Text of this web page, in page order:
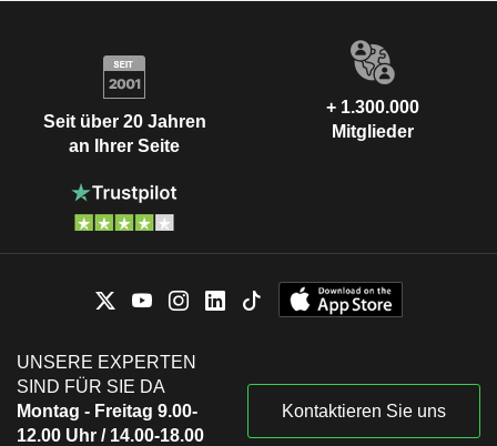
Seit über 20 Jahren
an Ihrer Seite
+ 1.300.000
Mitglieder
UNSERE EXPERTEN
SIND FÜR SIE DA
Montag - Freitag 9.00-
12.00 Uhr / 14.00-18.00
Kontaktieren Sie uns